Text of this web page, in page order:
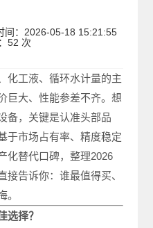
间：2026-05-18 15:21:55
52 次
化工液、循环水计量的主
巨大、性能参差不齐。想
备，关键是认准头部品
于市场占有率、精度稳定
化替代口碑，整理2026
告诉你：谁最值得买、
选择？